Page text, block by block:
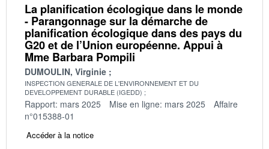
La planification écologique dans le monde
- Parangonnage sur la démarche de
planification écologique dans des pays du
G20 et de l’Union européenne. Appui à
Mme Barbara Pompili
DUMOULIN, Virginie
INSPECTION GENERALE DE L'ENVIRONNEMENT ET DU
DEVELOPPEMENT DURABLE (IGEDD)
Rapport: mars 2025 Mise en ligne: mars 2025
Affaire
n°015388-01
Accéder à la notice